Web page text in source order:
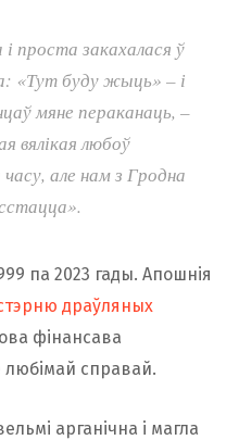
проста закахалася ў
«Тут буду жыць» – і
мяне пераканаць, –
вялікая любоў
але нам з Гродна
па 2023 гады. Апошнія
драўляных
фінансава
любімай справай.
арганічна і магла